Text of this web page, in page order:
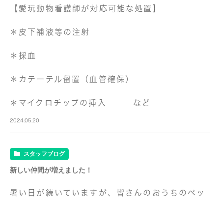
【愛玩動物看護師が対応可能な処置】
＊皮下補液等の注射
＊採血
＊カテーテル留置（血管確保）
＊マイクロチップの挿入 など
2024.05.20
スタッフブログ
新しい仲間が増えました！
暑い日が続いていますが、皆さんのおうちのペッ